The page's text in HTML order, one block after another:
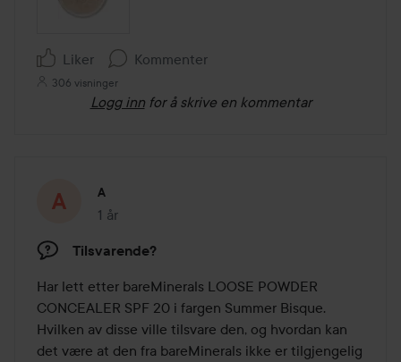
Liker Kommenter
306 visninger
Logg inn for å skrive en kommentar
A
1 år
Innlegget ble opprettet 1 år
Tilsvarende?
Har lett etter bareMinerals LOOSE POWDER
CONCEALER SPF 20 i fargen Summer Bisque.
Hvilken av disse ville tilsvare den, og hvordan kan
det være at den fra bareMinerals ikke er tilgjengelig